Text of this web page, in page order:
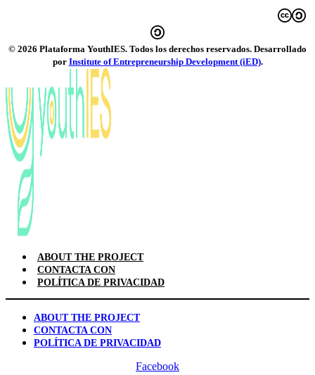
© 2026 Plataforma YouthIES. Todos los derechos reservados. Desarrollado
por Institute of Entrepreneurship Development (iED).
ABOUT THE PROJECT
CONTACTA CON
POLÍTICA DE PRIVACIDAD
ABOUT THE PROJECT
CONTACTA CON
POLÍTICA DE PRIVACIDAD
Facebook